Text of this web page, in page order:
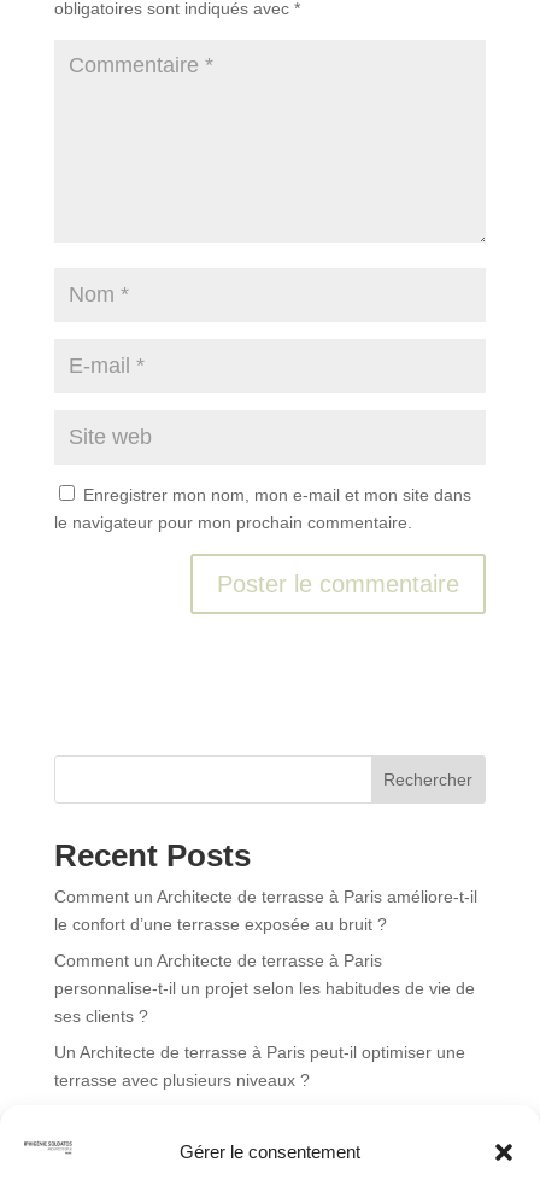
Gérer le consentement
obligatoires sont indiqués avec *
Enregistrer mon nom, mon e-mail et mon site dans
le navigateur pour mon prochain commentaire.
i
e
:
Rechercher
Recent Posts
Comment un Architecte de terrasse à Paris améliore-t-il
le confort d’une terrasse exposée au bruit ?
Comment un Architecte de terrasse à Paris
personnalise-t-il un projet selon les habitudes de vie de
ses clients ?
Un Architecte de terrasse à Paris peut-il optimiser une
terrasse avec plusieurs niveaux ?
en compte avant de concevoir une terrasse ?